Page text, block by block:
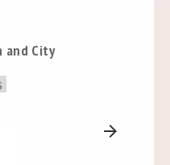
and City
arrow_forward